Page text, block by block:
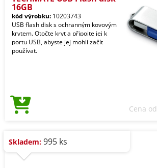
16GB
kód výrobku: 10203743
USB flash disk s ochranným kovovým
krytem. Otočte kryt a připojte jej k
portu USB, abyste jej mohli začít
používat.
Cena od
Skladem: 995 ks